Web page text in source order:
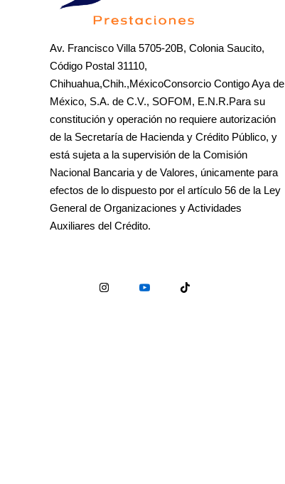
Av. Francisco Villa 5705-20B, Colonia Saucito,
Código Postal 31110,
Chihuahua,Chih.,MéxicoConsorcio Contigo Aya de
México, S.A. de C.V., SOFOM, E.N.R.Para su
constitución y operación no requiere autorización
de la Secretaría de Hacienda y Crédito Público, y
está sujeta a la supervisión de la Comisión
Nacional Bancaria y de Valores, únicamente para
efectos de lo dispuesto por el artículo 56 de la Ley
General de Organizaciones y Actividades
Auxiliares del Crédito.